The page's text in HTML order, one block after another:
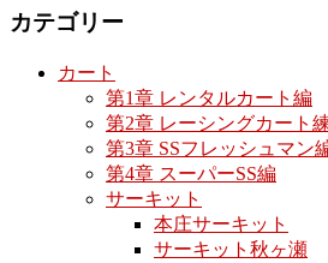
カテゴリー
カート
第1章 レンタルカート編
第2章 レーシングカート
第3章 SSフレッシュマン
第4章 スーパーSS編
サーキット
本庄サーキット
サーキット秋ヶ瀬